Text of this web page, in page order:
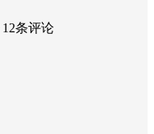
12条评论